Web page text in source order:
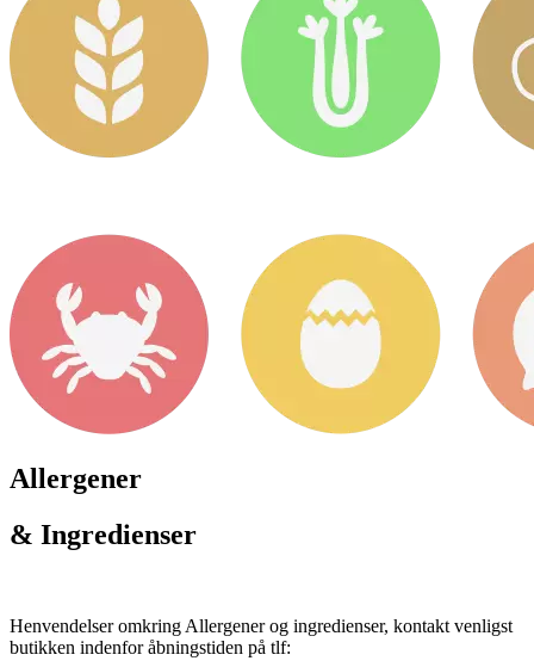
Allergener
& Ingredienser
Henvendelser omkring Allergener og ingredienser, kontakt venligst
butikken indenfor åbningstiden på tlf: